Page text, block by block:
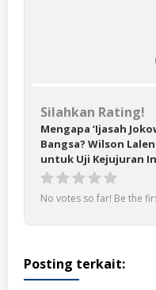
Silahkan Rating!
Mengapa ‘Ijasah
Bangsa? Wilson
untuk Uji Kejujuran
No votes so far! Be the
Posting terkait: